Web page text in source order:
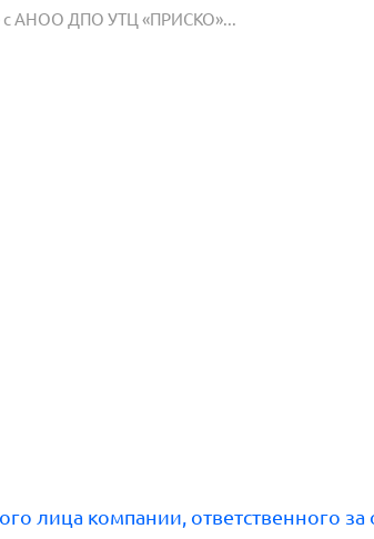
с АНОО ДПО УТЦ «ПРИСКО»...
лица компании, ответственного за